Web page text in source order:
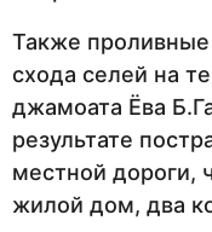
Также
схода селей на
джамоата Ёва
результате
местной дороги,
жилой дом, два